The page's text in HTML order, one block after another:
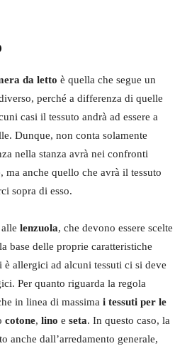
da letto è quella che segue un
perché a differenza di quelle
casi il tessuto andrà ad essere a
Dunque, non conta solamente
nella stanza avrà nei confronti
ma anche quello che avrà il tessuto
sopra di esso.
lenzuola, che devono essere scelte
base delle proprie caratteristiche
è allergici ad alcuni tessuti ci si deve
Per quanto riguarda la regola
in linea di massima i tessuti per le
cotone, lino e seta. In questo caso, la
anche dall’arredamento generale,